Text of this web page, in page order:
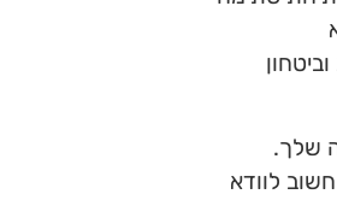
שלך.
לוודא